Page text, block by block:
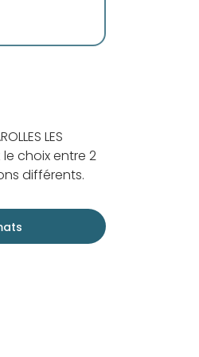
LES
le choix entre 2
différents.